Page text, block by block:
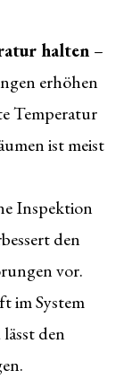
halten –
erhöhen
Temperatur
ist meist
Inspektion
den
vor.
im System
den